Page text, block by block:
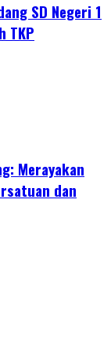
SD Negeri 1
TKP
Merayakan
dan